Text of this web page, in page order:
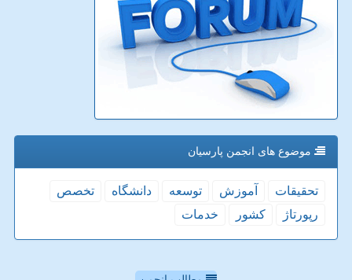
موضوع های انجمن پارسیان
تحقیقات آموزش توسعه دانشگاه
تخصص
رپورتاژ
كشور خدمات